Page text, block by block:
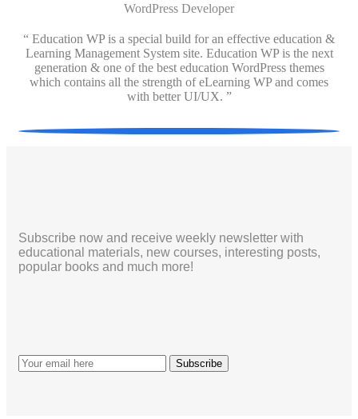
WordPress Developer
“ Education WP is a special build for an effective education &
Learning Management System site. Education WP is the next
generation & one of the best education WordPress themes
which contains all the strength of eLearning WP and comes
with better UI/UX. ”
Subscribe now and receive weekly newsletter with
educational materials, new courses, interesting posts,
popular books and much more!